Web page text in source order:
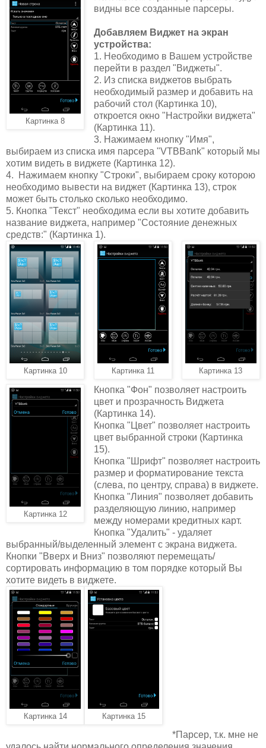
Картинка 8
видны все созданные парсеры.
Добавляем Виджет на экран
устройства:
1. Необходимо в Вашем устройстве
перейти в раздел "Виджеты".
2. Из списка виджетов выбрать
необходимый размер и добавить на
рабочий стол (Картинка 10),
откроется окно "Настройки виджета"
(Картинка 11).
3. Нажимаем кнопку "Имя",
выбираем из списка имя парсера "VTBBank" который мы
хотим видеть в виджете (Картинка 12).
4. Нажимаем кнопку "Строки", выбираем сроку которою
необходимо вывести на виджет (Картинка 13), строк
может быть столько сколько необходимо.
5. Кнопка "Текст" необходима если вы хотите добавить
название виджета, например "Состояние денежных
средств:" (Картинка 1).
Картинка 10 Картинка 11
Картинка 12
Картинка 13
Кнопка "Фон" позволяет настроить
цвет и прозрачность Виджета
(Картинка 14).
Кнопка "Цвет" позволяет настроить
цвет выбранной строки (Картинка
15).
Кнопка "Шрифт" позволяет настроить
размер и форматирование текста
(слева, по центру, справа) в виджете.
Кнопка "Линия" позволяет добавить
разделяющую линию, например
между номерами кредитных карт.
Кнопка "Удалить" - удаляет
выбранный/выделенный элемент с экрана виджета.
Кнопки "Вверх и Вниз" позволяют перемещать/
сортировать информацию в том порядке который Вы
хотите видеть в виджете.
Картинка 14 Картинка 15
*Парсер, т.к. мне не